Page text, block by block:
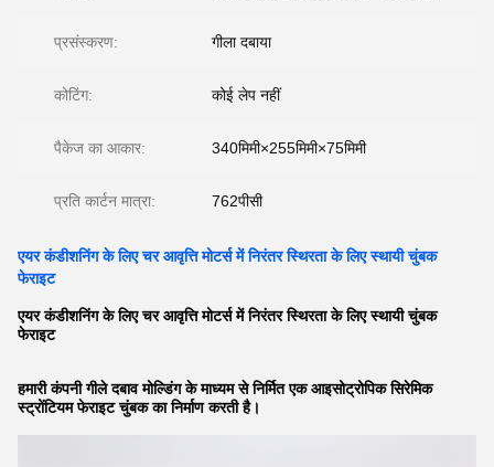
प्रसंस्करण: गीला दबाया
कोटिंग: कोई लेप नहीं
पैकेज का आकार: 340मिमी×255मिमी×75मिमी
प्रति कार्टन मात्रा: 762पीसी
एयर कंडीशनिंग के लिए चर आवृत्ति मोटर्स में निरंतर स्थिरता के लिए स्थायी चुंबक
फेराइट
एयर कंडीशनिंग के लिए चर आवृत्ति मोटर्स में निरंतर स्थिरता के लिए स्थायी चुंबक
फेराइट
हमारी कंपनी गीले दबाव मोल्डिंग के माध्यम से निर्मित एक आइसोट्रोपिक सिरेमिक
स्ट्रोंटियम फेराइट चुंबक का निर्माण करती है।